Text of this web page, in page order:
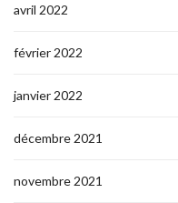
avril 2022
février 2022
janvier 2022
décembre 2021
novembre 2021